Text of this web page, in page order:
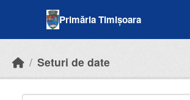
Primăria Timișoara
Seturi de date